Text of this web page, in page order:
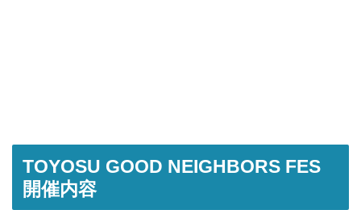
TOYOSU GOOD NEIGHBORS FES
開催内容